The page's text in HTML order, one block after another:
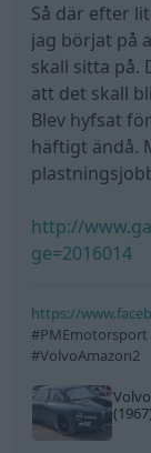
Så där efter
jag börjat på
skall sitta på.
att det skall
Blev hyfsat
häftigt ändå.
http://
ge=2016014
https://
#PMEmotorsport
#VolvoAmazon2
(1967)